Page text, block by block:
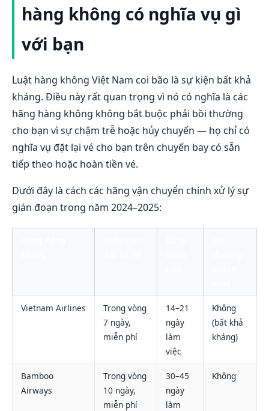
hàng không có nghĩa vụ gì
với bạn
Luật hàng không Việt Nam coi bão là sự kiện bất khả
kháng. Điều này rất quan trọng vì nó có nghĩa là các
hãng hàng không không bắt buộc phải bồi thường
cho bạn vì sự chậm trễ hoặc hủy chuyến — họ chỉ có
nghĩa vụ đặt lại vé cho bạn trên chuyến bay có sẵn
tiếp theo hoặc hoàn tiền vé.
Dưới đây là cách các hãng vận chuyển chính xử lý sự
gián đoạn trong năm 2024–2025:
Vietnam Airlines
Trong vòng
7 ngày,
miễn phí
14–21
ngày
làm
việc
Không
(bất khả
kháng)
Bamboo
Airways
Trong vòng
10 ngày,
miễn phí
30–45
ngày
làm
Không